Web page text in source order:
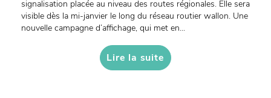
signalisation placée au niveau des routes régionales. Elle sera
visible dès la mi-janvier le long du réseau routier wallon. Une
nouvelle campagne d’affichage, qui met en...
Lire la suite